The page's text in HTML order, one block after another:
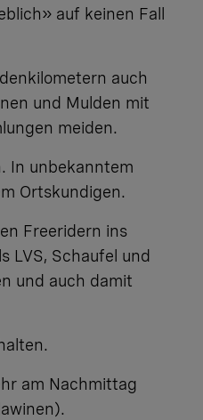
auf keinen Fall
auch
und Mulden mit
meiden.
In unbekanntem
Ortskundigen.
Freeridern ins
LVS, Schaufel und
und auch damit
am Nachmittag